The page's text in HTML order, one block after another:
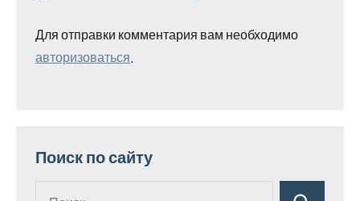
Для отправки комментария вам необходимо
авторизоваться
Поиск по сайту